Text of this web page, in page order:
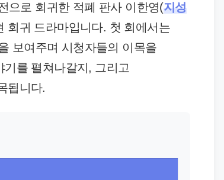
으로 회귀한 적폐 판사 이한영(지성
회귀 드라마입니다. 첫 회에서는
보여주며 시청자들의 이목을
기를 펼쳐나갈지, 그리고
됩니다.